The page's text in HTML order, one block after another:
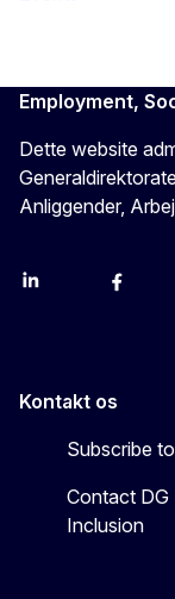
Employment,
Dette website
Anliggender,
Linkedin Facebook
Kontakt os
Subscribe
Contact DG
Inclusion